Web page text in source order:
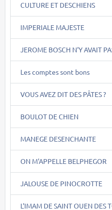
CULTURE ET DESCHIENS
IMPERIALE MAJESTE
JEROME BOSCH N'Y AVAIT
Les comptes sont bons
VOUS AVEZ DIT DES PÂTES ?
BOULOT DE CHIEN
MANEGE DESENCHANTE
ON M'APPELLE BELPHEGOR
JALOUSE DE PINOCROTTE
L'IMAM DE SAINT OUEN DES